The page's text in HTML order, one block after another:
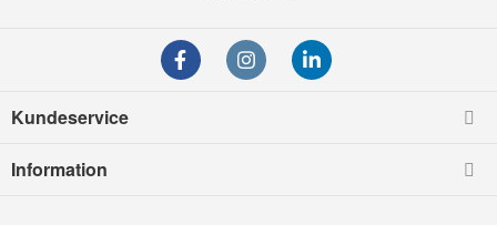
Kundeservice
Information